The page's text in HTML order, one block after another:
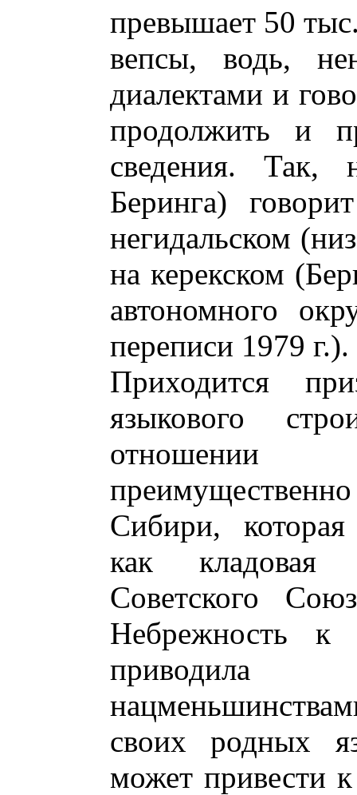
превышает 50
вепсы, водь,
диалектами и
продолжить и
сведения. Так,
Беринга)
негидальском
на керекском
автономного
переписи 1979 г.).
Приходится
языкового
Сибири, которая
как кладовая
Советского
Небрежность к
своих родных
может привести